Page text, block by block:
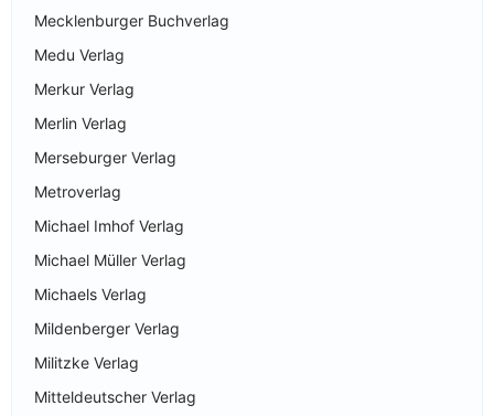
Mecklenburger Buchverlag
Medu Verlag
Merkur Verlag
Merlin Verlag
Merseburger Verlag
Metroverlag
Michael Imhof Verlag
Michael Müller Verlag
Michaels Verlag
Mildenberger Verlag
Militzke Verlag
Mitteldeutscher Verlag